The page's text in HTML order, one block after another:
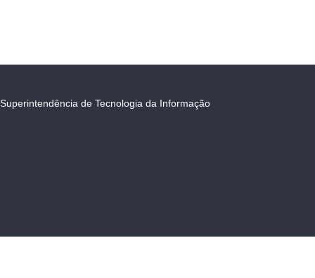
Superintendência de Tecnologia da Informação